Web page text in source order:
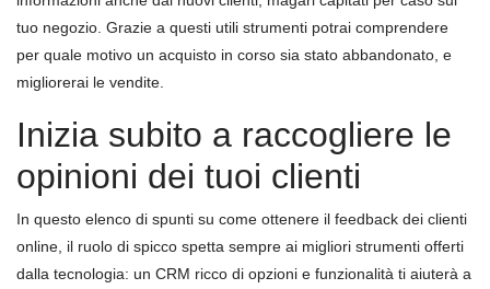
tuo negozio. Grazie a questi utili strumenti potrai comprendere
per quale motivo un acquisto in corso sia stato abbandonato, e
migliorerai le vendite.
Inizia subito a raccogliere le
opinioni dei tuoi clienti
In questo elenco di spunti su come ottenere il feedback dei clienti
online, il ruolo di spicco spetta sempre ai migliori strumenti offerti
dalla tecnologia: un CRM ricco di opzioni e funzionalità ti aiuterà a